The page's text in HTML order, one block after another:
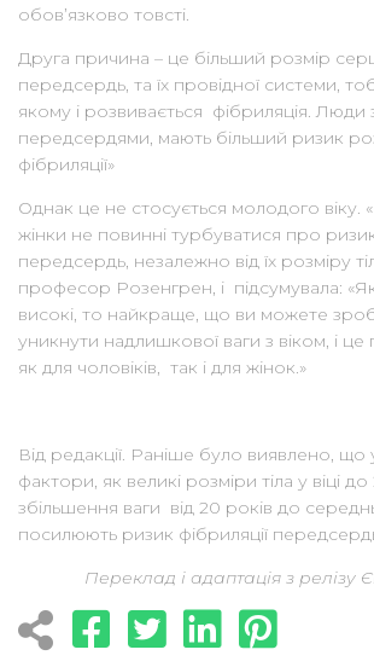
обов’язково товсті.
Друга причина – це більший розмір
передсердь, та їх провідної системи,
якому і розвивається фібриляція. Люди
передсердями, мають більший ризик
фібриляції»
Однак це не стосується молодого віку.
жінки не повинні турбуватися про ризик
передсердь, незалежно від їх розміру
професор Розенгрен, і підсумувала:
високі, то найкраще, що ви можете
уникнути надлишкової ваги з віком, і це
як для чоловіків, так і для жінок.»
Від редакції. Раніше було виявлено, що
фактори, як великі розміри тіла у віці до
збільшення ваги від 20 років до
посилюють ризик фібриляції
Переклад і адаптація з релізу